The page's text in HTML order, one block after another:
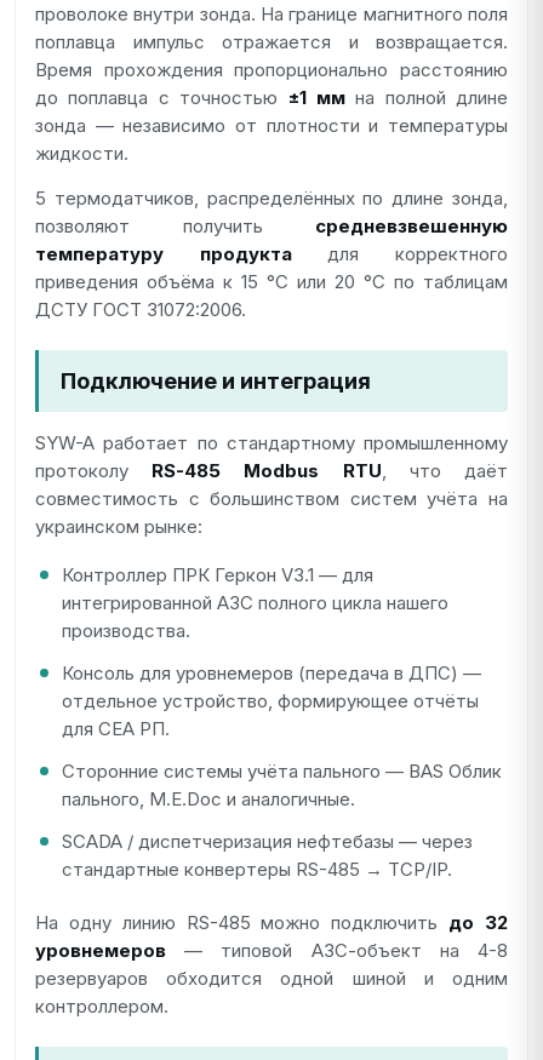
проволоке внутри зонда. На границе магнитного поля
поплавца импульс отражается и возвращается.
Время прохождения пропорционально расстоянию
до поплавца с точностью ±1 ммна полной длине
зонда — независимо от плотности и температуры
жидкости.
5 термодатчиков, распределённых по длине зонда,
позволяют получить средневзвешенную
температуру продуктадля корректного
приведения объёма к 15 °C или 20 °C по таблицам
ДСТУ ГОСТ 31072:2006.
Подключение и интеграция
SYW-A работает по стандартному промышленному
протоколу RS-485 Modbus RTU, что даёт
совместимость с большинством систем учёта на
украинском рынке:
Контроллер ПРК Геркон V3.1 — для
интегрированной АЗС полного цикла нашего
производства.
Консоль для уровнемеров (передача в ДПС) —
отдельное устройство, формирующее отчёты
для СЕА РП.
Сторонние системы учёта пального — BAS Облик
пального, M.E.Doc и аналогичные.
SCADA / диспетчеризация нефтебазы — через
стандартные конвертеры RS-485 → TCP/IP.
На одну линию RS-485 можно подключить до 32
уровнемеров — типовой АЗС-объект на 4-8
резервуаров обходится одной шиной и одним
контроллером.